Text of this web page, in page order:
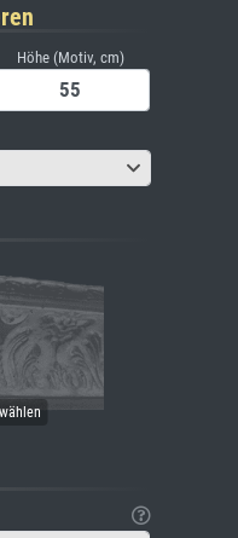
Höhe (Motiv, cm)